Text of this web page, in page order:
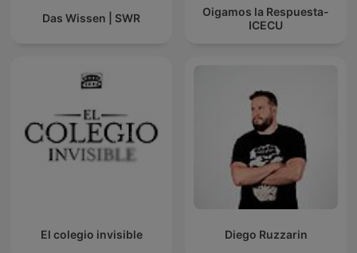
Das Wissen | SWR
Oigamos la Respuesta-
ICECU
El colegio invisible Diego Ruzzarin